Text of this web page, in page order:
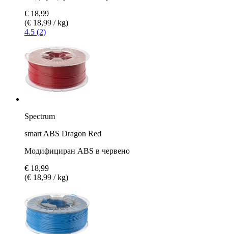
€ 18,99
(€ 18,99 / kg)
4.5 (2)
Spectrum
smart ABS Dragon Red
Модифициран ABS в червено
€ 18,99
(€ 18,99 / kg)